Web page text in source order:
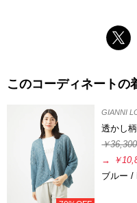
このコーディネートの
GIANNI
透かし
￥
→
￥
ブルー /